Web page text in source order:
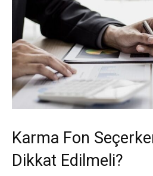
Karma Fon
Dikkat Edilmeli?